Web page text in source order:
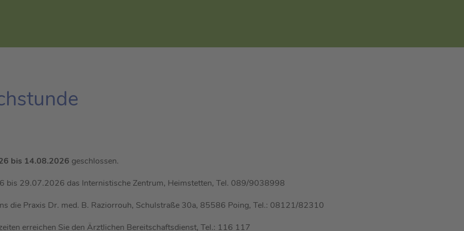
bis 14.08.2026 geschlossen.
29.07.2026 das Internistische Zentrum, Heimstetten, Tel. 089/9038998
die Praxis Dr. med. B. Raziorrouh, Schulstraße 30a, 85586 Poing, Tel.: 08121/82310
erreichen Sie den Ärztlichen Bereitschaftsdienst, Tel.: 116 117